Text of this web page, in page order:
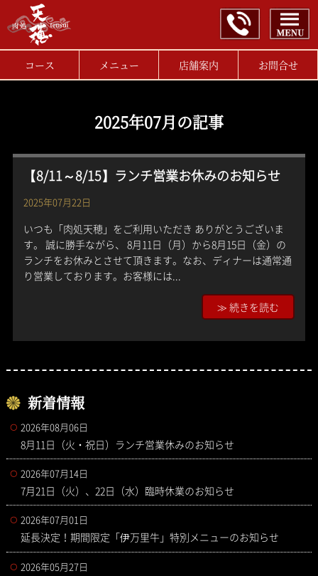
コース メニュー 店舗案内 お問合せ
2025年07月の記事
【8/11～8/15】ランチ営業お休みのお知らせ
2025年07月22日
いつも「肉処天穂」をご利用いただき ありがとうございま
す。 誠に勝手ながら、 8月11日（月）から8月15日（金）の
ランチをお休みとさせて頂きます。なお、ディナーは通常通
り営業しております。お客様には...
≫ 続きを読む
新着情報
2026年08月06日
8月11日（火・祝日）ランチ営業休みのお知らせ
2026年07月14日
7月21日（火）、22日（水）臨時休業のお知らせ
2026年07月01日
延長決定！期間限定「伊万里牛」特別メニューのお知らせ
2026年05月27日